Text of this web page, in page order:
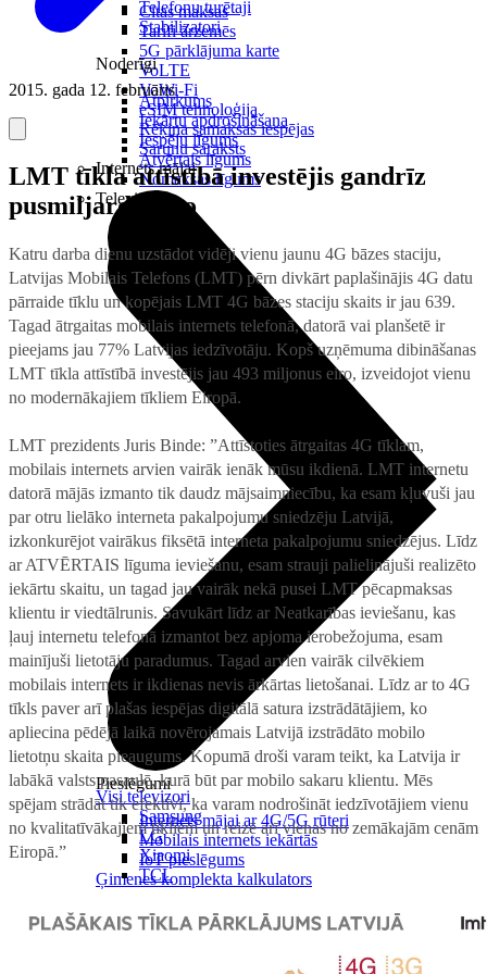
Citas maksas
Tarifi ārzemēs
5G pārklājuma karte
VoLTE
VoWi-Fi
eSIM tehnoloģija
Rēķina samaksas iespējas
Sarunu saraksts
Internets mājai
Pieslēgumi
Internets mājai ar 4G/5G rūteri
Mobilais internets iekārtās
IoT pieslēgums
Ģimenes komplekta kalkulators
Saistītie pakalpojumi
Telefonu turētaji
Stabilizatori
Noderīgi
Atpirkums
Iekārtu apdrošināšana
Iespēju līgums
Atvērtais līgums
Nomaksas līgums
Televizori
Visi televizori
Samsung
LG
Xiaomi
TCL
Piederumi
2015. gada 12. februāris
LMT tīkla attīstībā investējis gandrīz
pusmiljardu eiro
Katru darba dienu uzstādot vidēji vienu jaunu 4G bāzes staciju,
Latvijas Mobilais Telefons (LMT) pērn divkārt paplašinājis 4G datu
pārraide tīklu un kopējais LMT 4G bāzes staciju skaits ir jau 639.
Tagad ātrgaitas mobilais internets telefonā, datorā vai planšetē ir
pieejams jau 77% Latvijas iedzīvotāju. Kopš uzņēmuma dibināšanas
LMT tīkla attīstībā investējis jau 493 miljonus eiro, izveidojot vienu
no modernākajiem tīkliem Eiropā.
LMT prezidents Juris Binde: ”Attīstoties ātrgaitas 4G tīklam,
mobilais internets arvien vairāk ienāk mūsu ikdienā. LMT internetu
datorā mājās izmanto tik daudz mājsaimniecību, ka esam kļuvuši jau
par otru lielāko interneta pakalpojumu sniedzēju Latvijā,
izkonkurējot vairākus fiksētā interneta pakalpojumu sniedzējus. Līdz
ar ATVĒRTAIS līguma ieviešanu, esam strauji palielinājuši realizēto
iekārtu skaitu, un tagad jau vairāk nekā pusei LMT pēcapmaksas
klientu ir viedtālrunis. Savukārt līdz ar Neatkarības ieviešanu, kas
ļauj internetu telefonā izmantot bez apjoma ierobežojuma, esam
mainījuši lietotāju paradumus. Tagad arvien vairāk cilvēkiem
mobilais internets ir ikdienas nevis ārkārtas lietošanai. Līdz ar to 4G
tīkls paver arī plašas iespējas digitālā satura izstrādātājiem, ko
apliecina pēdējā laikā novērojamais Latvijā izstrādāto mobilo
lietotņu skaita pieaugums. Kopumā droši varam teikt, ka Latvija ir
labākā valsts pasaulē, kurā būt par mobilo sakaru klientu. Mēs
spējam strādāt tik efektīvi, ka varam nodrošināt iedzīvotājiem vienu
no kvalitatīvākajiem tīkliem un reizē arī vienas no zemākajām cenām
Eiropā.”